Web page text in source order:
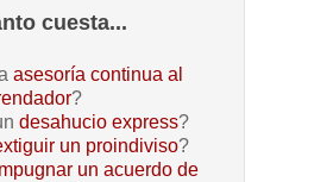
cuesta...
asesoría continua al
?
desahucio express?
un proindiviso?
un acuerdo de